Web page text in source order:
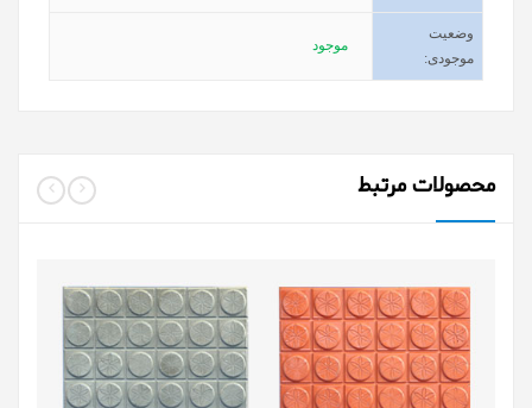
وضعیت
موجودی:
موجود
محصولات مرتبط